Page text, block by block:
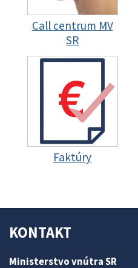
Call centrum MV
SR
Faktúry
KONTAKT
Ministerstvo vnútra SR